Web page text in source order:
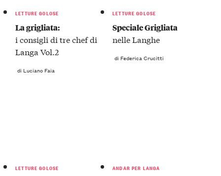
LETTURE GOLOSE
La grigliata:
i consigli di tre chef di
Langa Vol.2
di Luciano Faia
LETTURE GOLOSE
Speciale Grigliata
nelle Langhe
di Federica Crucitti
LETTURE GOLOSE ANDAR PER LANGA